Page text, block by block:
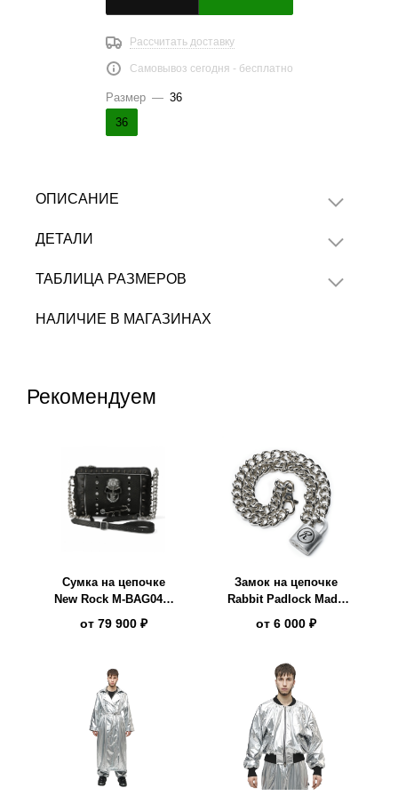
Рассчитать доставку
Самовывоз сегодня - бесплатно
Размер — 36
36
ОПИСАНИЕ
ДЕТАЛИ
ТАБЛИЦА РАЗМЕРОВ
НАЛИЧИЕ В МАГАЗИНАХ
Рекомендуем
Сумка на цепочке
New Rock M-BAG049-
от 79 900 ₽
Замок на цепочке
Rabbit Padlock Made
от 6 000 ₽